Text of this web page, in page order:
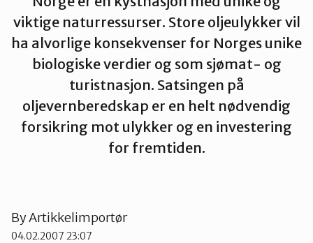
Tana og Varanger
viktige naturressurser. Store oljeulykker vil
ha alvorlige konsekvenser for Norges unike
biologiske verdier og som sjømat- og
turistnasjon. Satsingen på
oljevernberedskap er en helt nødvendig
forsikring mot ulykker og en investering
for fremtiden.
ByArtikkelimportør
04.02.2007 23:07